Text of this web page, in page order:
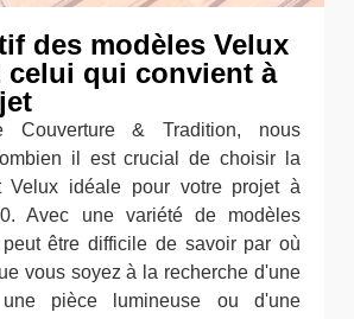
des modèles Velux
celui qui convient à
Couverture & Tradition, nous
il est crucial de choisir la
Velux idéale pour votre projet à
Avec une variété de modèles
être difficile de savoir par où
vous soyez à la recherche d'une
pièce lumineuse ou d'une